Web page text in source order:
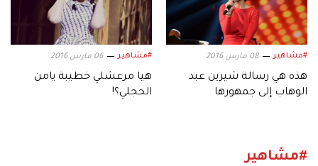
#مشاهير 08 مارس 2016
هذه هي رسالة شيرين عبد
الوهاب إلى جمهورها
#مشاهير 06 مارس 2016
هيا مرعشلي خطيبة يامن
الحجلي؟!
#مشاهير